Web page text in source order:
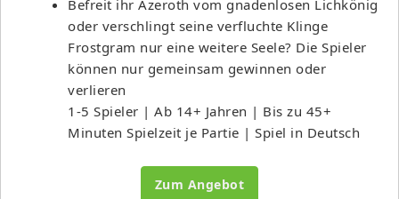
Befreit ihr Azeroth vom gnadenlosen Lichkönig
oder verschlingt seine verfluchte Klinge
Frostgram nur eine weitere Seele? Die Spieler
können nur gemeinsam gewinnen oder
verlieren
1-5 Spieler | Ab 14+ Jahren | Bis zu 45+
Minuten Spielzeit je Partie | Spiel in Deutsch
Zum Angebot